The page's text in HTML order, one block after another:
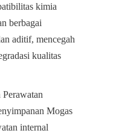
kimia
berbagai
aditif, mencegah
kualitas
Mogas
internal